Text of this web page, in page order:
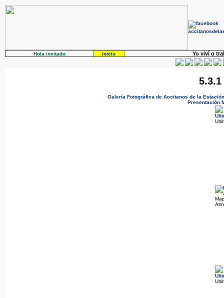
Hola invitado Inicio Yo viví o
Galería Fotográfica de Accitanos de la Estación
Presentación